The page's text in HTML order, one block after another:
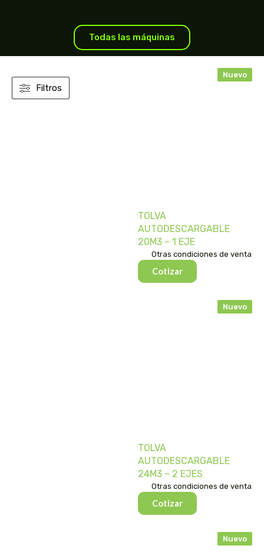
Todas las máquinas
Filtros
Nuevo
TOLVA
AUTODESCARGABLE
20M3 – 1 EJE
Otras condiciones de venta
Cotizar
Nuevo
TOLVA
AUTODESCARGABLE
24M3 – 2 EJES
Otras condiciones de venta
Cotizar
Nuevo